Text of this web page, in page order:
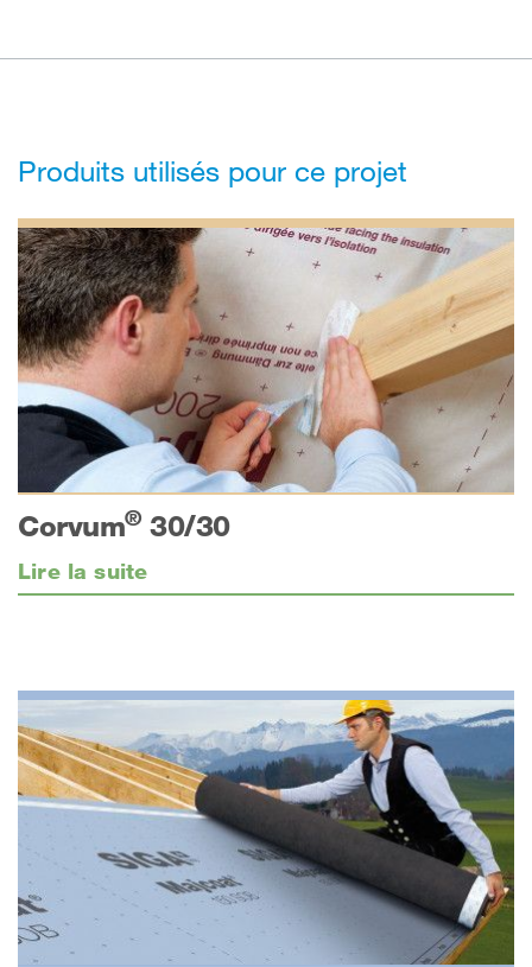
Produits utilisés pour ce projet
Corvum®30/30
Lire la suite